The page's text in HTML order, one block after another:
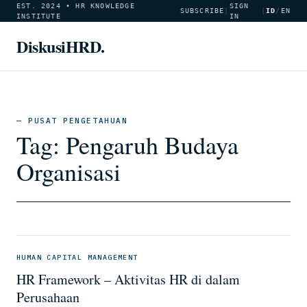
EST. 2024 • HR KNOWLEDGE
INSTITUTE
SUBSCRIBE
SIGN
IN
ID/ EN
DiskusiHRD.
— PUSAT PENGETAHUAN
Tag: Pengaruh Budaya
Organisasi
HUMAN CAPITAL MANAGEMENT
HR Framework – Aktivitas HR di dalam
Perusahaan